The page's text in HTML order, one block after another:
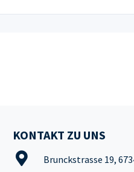
KONTAKT ZU UNS
Brunckstrasse 19,